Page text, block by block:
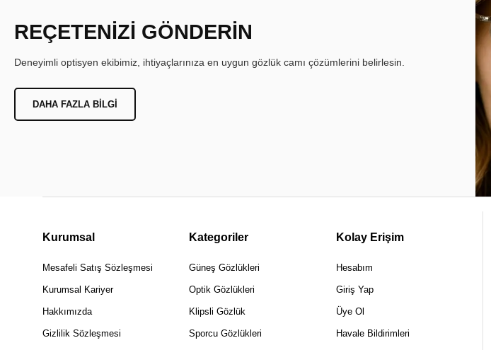
REÇETENİZİ GÖNDERİN
Deneyimli optisyen ekibimiz, ihtiyaçlarınıza en uygun gözlük camı çözümlerini belirlesin.
DAHA FAZLA BILGI
Kurumsal
Mesafeli Satış Sözleşmesi
Kurumsal Kariyer
Hakkımızda
Gizlilik Sözleşmesi
Kategoriler
Güneş Gözlükleri
Optik Gözlükleri
Klipsli Gözlük
Sporcu Gözlükleri
Kolay Erişim
Hesabım
Giriş Yap
Üye Ol
Havale Bildirimleri